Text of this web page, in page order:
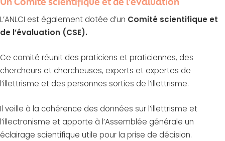
L’ANLCI est également dotée d’un Comité scientifique et
de l’évaluation (CSE).
Ce comité réunit des praticiens et praticiennes, des
chercheurs et chercheuses, experts et expertes de
l’illettrisme et des personnes sorties de l’illettrisme.
Il veille à la cohérence des données sur l’illettrisme et
l’illectronisme et apporte à l’Assemblée générale un
éclairage scientifique utile pour la prise de décision.